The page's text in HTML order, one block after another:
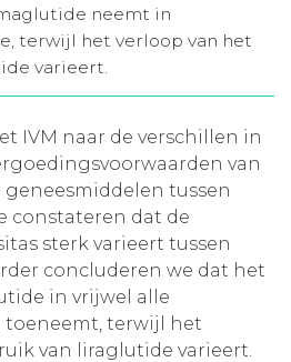
leeromgeving
neemt in
terwijl het verloop van het
varieert.
IVM naar de verschillen in
van
tussen
constateren dat de
sterk varieert tussen
concluderen we dat het
in vrijwel alle
terwijl het
van liraglutide varieert.